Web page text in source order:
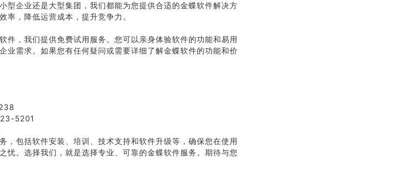
型企业还是大型集团，我们都能为您提供合适的金蝶软件解决方
率，降低运营成本，提升竞争力。
件，我们提供免费试用服务。您可以亲身体验软件的功能和易用
业需求。如果您有任何疑问或需要详细了解金蝶软件的功能和价
5201
，包括软件安装、培训、技术支持和软件升级等，确保您在使用
忧。选择我们，就是选择专业、可靠的金蝶软件服务。期待与您